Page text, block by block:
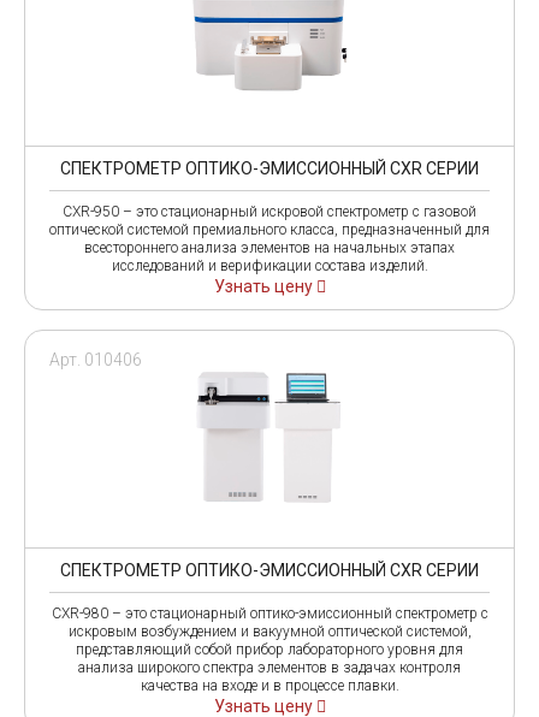
СПЕКТРОМЕТР ОПТИКО-ЭМИССИОННЫЙ CXR СЕРИИ
CXR-950 – это стационарный искровой спектрометр с газовой
оптической системой премиального класса, предназначенный для
всестороннего анализа элементов на начальных этапах
исследований и верификации состава изделий.
Узнать цену
Арт. 010406
СПЕКТРОМЕТР ОПТИКО-ЭМИССИОННЫЙ CXR СЕРИИ
CXR-980 – это стационарный оптико-эмиссионный спектрометр с
искровым возбуждением и вакуумной оптической системой,
представляющий собой прибор лабораторного уровня для
анализа широкого спектра элементов в задачах контроля
качества на входе и в процессе плавки.
Узнать цену